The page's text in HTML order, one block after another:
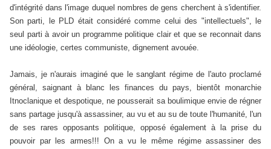
d'intégrité dans l'image duquel nombres de gens cherchent à s'identifier.
Son parti, le PLD était considéré comme celui des "intellectuels", le
seul parti à avoir un programme politique clair et que se reconnait dans
une idéologie, certes communiste, dignement avouée.
Jamais, je n'aurais imaginé que le sanglant régime de l'auto proclamé
général, saignant à blanc les finances du pays, bientôt monarchie
Itnoclanique et despotique, ne pousserait sa boulimique envie de régner
sans partage jusqu'à assassiner, au vu et au su de toute l'humanité, l'un
de ses rares opposants politique, opposé également à la prise du
pouvoir par les armes!!! On a vu le même régime assassiner des